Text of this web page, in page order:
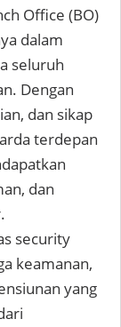
Office (BO)
dalam
seluruh
Dengan
dan sikap
terdepan
dan
security
keamanan,
yang